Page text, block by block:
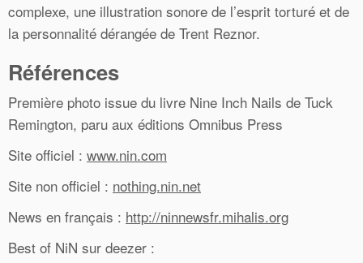
complexe, une illustration sonore de l’esprit torturé et de
la personnalité dérangée de Trent Reznor.
Références
Première photo issue du livre Nine Inch Nails de Tuck
Remington, paru aux éditions Omnibus Press
Site officiel : www.nin.com
Site non officiel : nothing.nin.net
News en français : http://ninnewsfr.mihalis.org
Best of NiN sur deezer :